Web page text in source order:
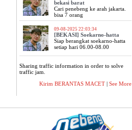
bekasi barat
Cari penebeng ke arah jakarta.
bisa 7 orang
09-08-2025 22:03:34
[BEKASI] Soekarno-hatta
Siap berangkat soekarno-hatta
setiap hari 06.00-08.00
Sharing traffic information in order to solve
traffic jam.
Kirim BERANTAS MACET| See More